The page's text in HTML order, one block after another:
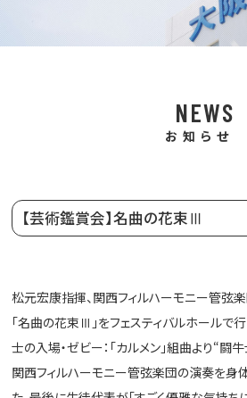
NEWS
お知らせ
【芸術鑑賞会】名曲の花束Ⅲ
松元宏康指揮、関西フィルハーモニー管弦
「名曲の花束Ⅲ」をフェスティバルホールで
士の入場・ゼビー：「カルメン」組曲より“
関西フィルハーモニー管弦楽団の演奏を身